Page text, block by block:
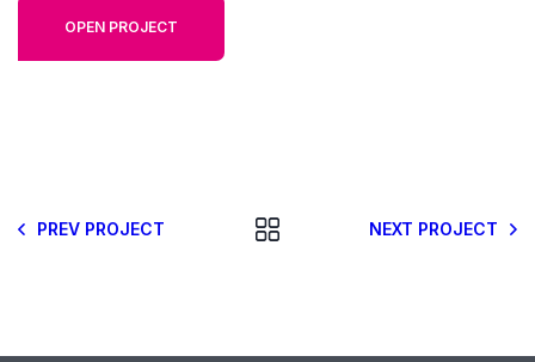
OPEN PROJECT
PREV PROJECT NEXT PROJECT